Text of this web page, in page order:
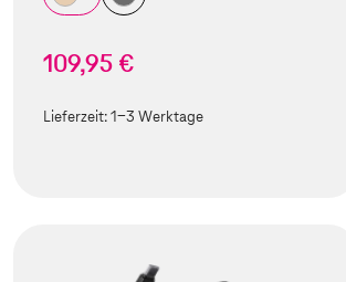
109,95 €
Lieferzeit:1-3 Werktage